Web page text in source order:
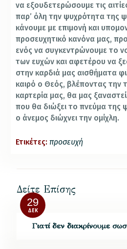
να εξουδετερώσουμε τις
παρ’ όλη την ψυχρότητα της
κάνουμε με επιμονή και
προσευχητικό κανόνα μας,
ενός να συγκεντρώνουμε το
των ευχών και αφετέρου να
στην καρδιά μας αισθήματα
καιρό ο Θεός, βλέποντας την
καρτερία μας, θα μας
που θα διώξει το πνεύμα της
ο άνεμος διώχνει την ομίχλη.
Ετικέτες: προσευχή
Δείτε Επίσης
29
ΔΕΚ
Γιατί δεν διακρίνουμε